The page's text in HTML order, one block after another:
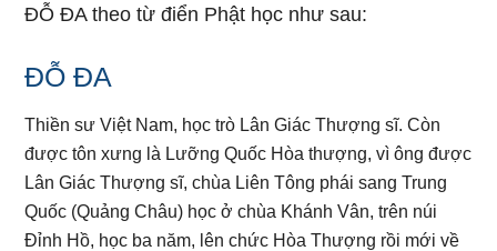
ĐỖ ĐA theo từ điển Phật học như sau:
ĐỖ ĐA
Thiền sư Việt Nam, học trò Lân Giác Thượng sĩ. Còn
được tôn xưng là Lưỡng Quốc Hòa thượng, vì ông được
Lân Giác Thượng sĩ, chùa Liên Tông phái sang Trung
Quốc (Quảng Châu) học ở chùa Khánh Vân, trên núi
Đỉnh Hồ, học ba năm, lên chức Hòa Thượng rồi mới về